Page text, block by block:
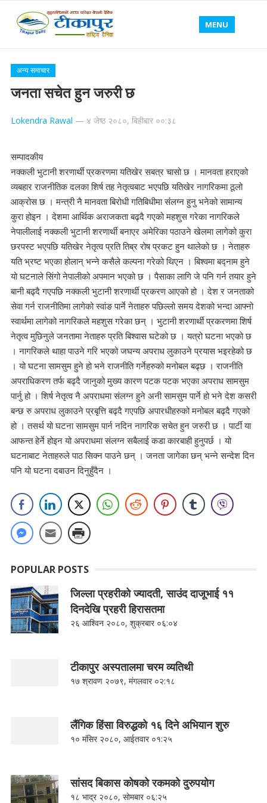
MENU
अन्य समाचार
जनता सचेत हुन जरुरी छ
Lokendra Rawal — ४ जेष्ठ २०८०, बिहीबार ००:३८
सम्पादकीय
नक्कली भुटानी शरणार्थी प्रकरणमा यतिखेर सबत्र चासो छ । मानवता हराएको
व्यबहार राजनीतिक दलका शिर्ष तह नेतृत्वबाट भएपछि यतिखेर नागरिकमा ठूलो
आक्रोस छ । मन्त्री नै मानवता बिरोधी गतिबिधीमा संंलग्न हुनु भनेको सामान्य
कुरा होइन । देशमा आर्थिक अराजकता बढ्दै गएको महशुस गरेका नागरिकले
नेपालीलाई नक्कली भुटानी शरणार्थी बनाएर अमेरिका पठाउने खेलमा लागेको कुरा
छरपस्ट भएपछि यतिखेर नेतृत्व प्रति तिब्र रोष प्रकट हुन थालेको छ । नेताहरु
यति भ्रष्ट भएका होलान् भन्ने कसैले कल्पना गरेको थिएन । बिश्वमा बद्नाम हुने
यो घटनाले सिंगो नेपालीको अपमान भएको छ । पैसाका लागि जे पनि गर्न तयार हुने
बानी बढ्दै गएपछि नक्कली भुटानी शरणार्थी प्रकरण आएको हो । देश र जनताको
सेवा गर्न राजनीतिमा लागेको स्वांङ पार्ने नेताहरु पछिल्लो समय देशको भन्दा आफ्नो
स्वार्थमा लागेको नागरिकले महशुस गरेका छन् । भुटानी शरणार्थी प्रकरणमा शिर्ष
नेतृत्व मुछिनुले जनतामा नेताहरु प्रति बिश्वास घटेको छ । यत्रो घटना भएको छ
। नागरिकले थाहा पाउने गरि भएको जघन्य अपराध लुकाउने प्रयास भइरहेको छ
। यो घटना सामसुम हुने हो भने राजनीति गर्नेहरुको मनोबल बढ्छ । राजनीति
अपराधिकरण तर्फ बढ्दै जानुको मुख्य कारण पटक पटक भएका अपराध सामसुम
पार्नु हो । शिर्ष नेतृत्व नै अपराधमा संलग्न हुने अनी सामसुम पार्ने हो भने देश कसरी
बन्छ रु अपराध लुकाउने प्रबृत्ति बढ्दै गएपछि अपारधीहरुको मनोबल बढ्दै गएको
हो । तसर्थ यो घटना सामसुम पार्न नदिन नागरिक सचेत हुन जरुरी छ । पार्टी या
आफन्त हेर्ने होइन यो अपराधमा संलग्न सबैलाई कडा कारबाही हुनुपर्छ । यो
घटनाबाट नेताहरुले पाठ सिक्न पाउने छन् । जनता जागेका छन् भन्ने सन्देश दिन
पनि यो घटना दबाउन दिनुहुँदैन ।
POPULAR POSTS
जिल्ला प्रहरीको ज्यादती, साउंद दाजूभाई ११
दिनदेखि प्रहरी हिरासतमा
२६ आश्विन २०८०, शुक्रबार ०६:०४
टीकापुर अस्पतालमा चरम व्यतिथी
१७ श्रावण २०७९, मंगलवार ०२:१८
लैंगिक हिंसा विरुद्धको १६ दिने अभियान शुरु
१० मंसिर २०८०, आईतवार ०१:२५
सांसद बिकास कोषको रकमको दुरुपयोग
१८ भाद्र २०८०, सोमबार ०६:२५